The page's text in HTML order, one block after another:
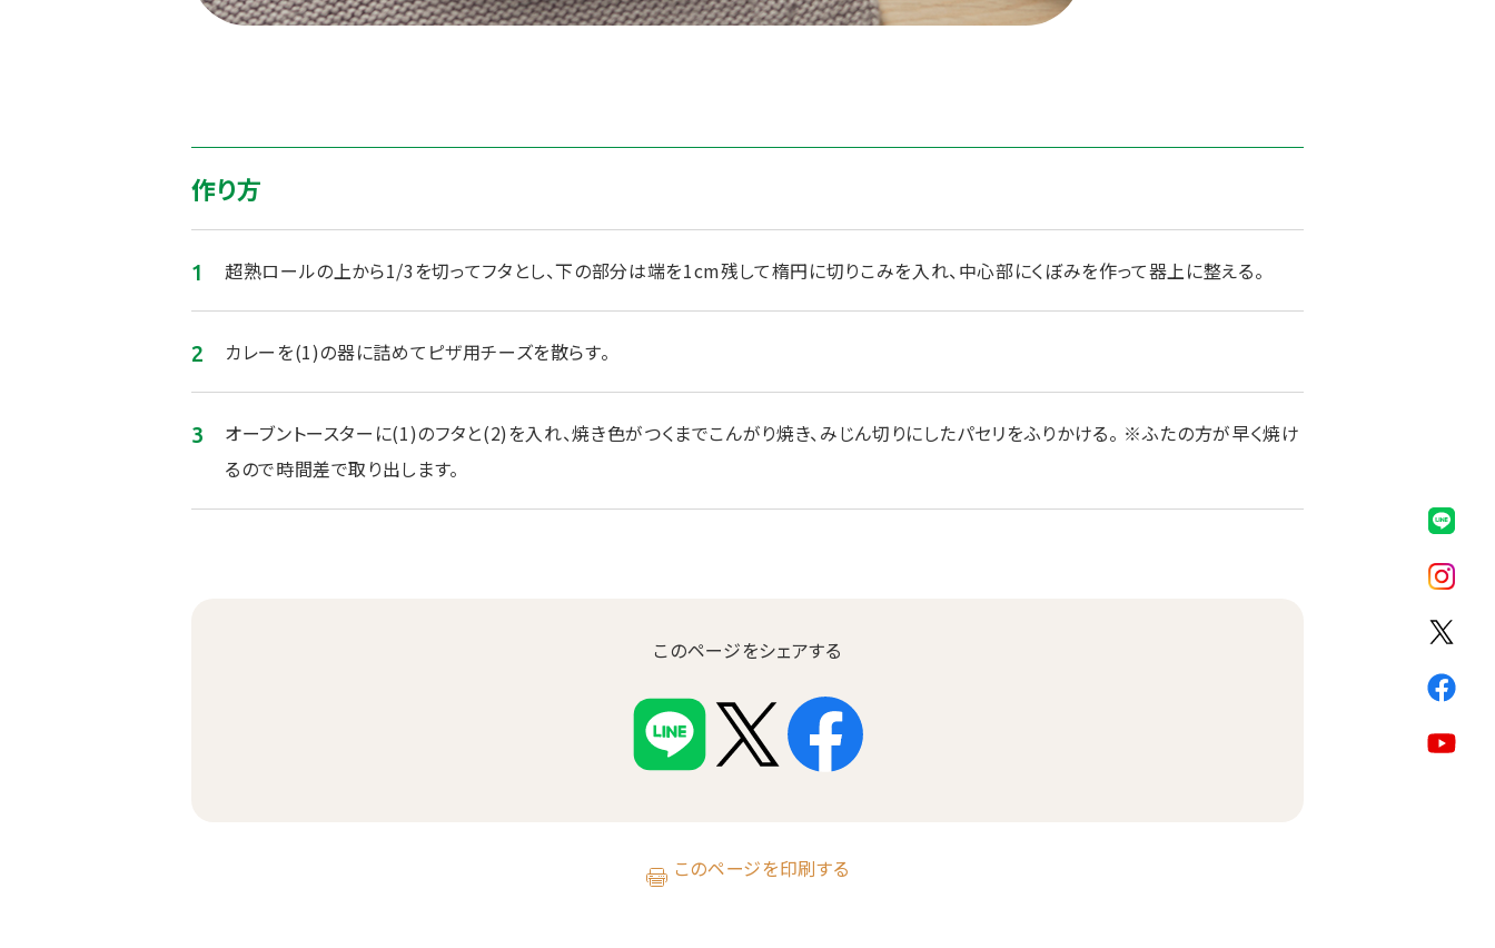
作り方
超熟ロールの上から1/3を切ってフタとし、下の部分は端を1cm残して楕円に切りこみを入れ、中心部にくぼみを作って器上に整える。
カレーを(1)の器に詰めてピザ用チーズを散らす。
オーブントースターに(1)のフタと(2)を入れ、焼き色がつくまでこんがり焼き、みじん切りにしたパセリをふりかける。 ※ふたの方が早く焼け
るので時間差で取り出します。
このページをシェアする
このページを印刷する